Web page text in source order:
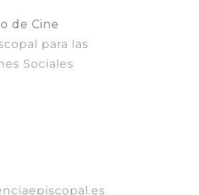
de Cine
para las
Sociales